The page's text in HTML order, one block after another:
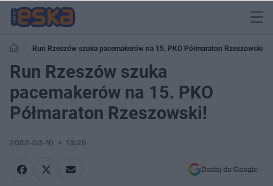
Run Rzeszów szuka pacemakerów na 15. PKO Półmaraton Rzeszowski!
Run Rzeszów szuka
pacemakerów na 15. PKO
Półmaraton Rzeszowski!
2022-03-10 13:29
Dodaj do Google